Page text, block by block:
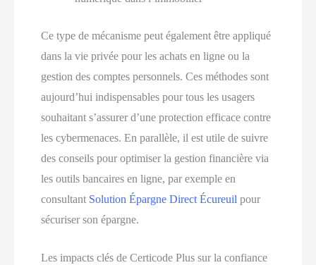
Ce type de mécanisme peut également être appliqué
dans la vie privée pour les achats en ligne ou la
gestion des comptes personnels. Ces méthodes sont
aujourd’hui indispensables pour tous les usagers
souhaitant s’assurer d’une protection efficace contre
les cybermenaces. En parallèle, il est utile de suivre
des conseils pour optimiser la gestion financière via
les outils bancaires en ligne, par exemple en
consultant Solution Épargne Direct Écureuil pour
sécuriser son épargne.
Les impacts clés de Certicode Plus sur la confiance